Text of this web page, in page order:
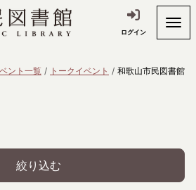
ログイン
ント一覧 トークイベント 和歌山市民図書館
絞り込む